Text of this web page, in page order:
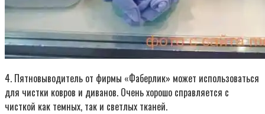
4. Пятновыводитель от фирмы «Фаберлик» может использоваться
для чистки ковров и диванов. Очень хорошо справляется с
чисткой как темных, так и светлых тканей.